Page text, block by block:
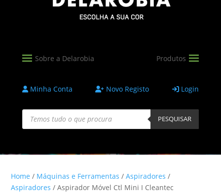
Minha Conta Novo Registo Login
Products
search PESQUISAR
Home / Máquinas e Ferramentas /Aspiradores /
Aspiradores / Aspirador Móvel Ctl Mini I Cleantec